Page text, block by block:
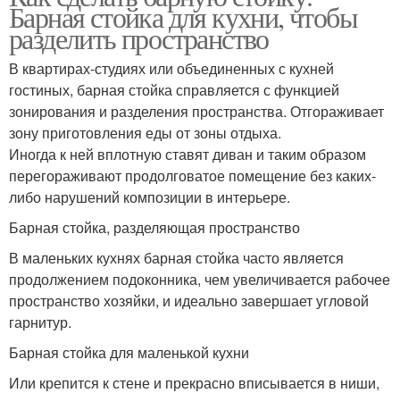
Барная стойка для кухни, чтобы
разделить пространство
В квартирах-студиях или объединенных с кухней
гостиных, барная стойка справляется с функцией
зонирования и разделения пространства. Отгораживает
зону приготовления еды от зоны отдыха.
Иногда к ней вплотную ставят диван и таким образом
перегораживают продолговатое помещение без каких-
либо нарушений композиции в интерьере.
Барная стойка, разделяющая пространство
В маленьких кухнях барная стойка часто является
продолжением подоконника, чем увеличивается рабочее
пространство хозяйки, и идеально завершает угловой
гарнитур.
Барная стойка для маленькой кухни
Или крепится к стене и прекрасно вписывается в ниши,